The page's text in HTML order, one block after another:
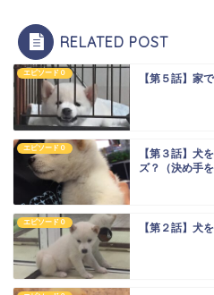
RELATED POST
エピソード０ 【第５話】家
エピソード０
【第３話】犬
ズ？（決め手を
エピソード０ 【第２話】犬